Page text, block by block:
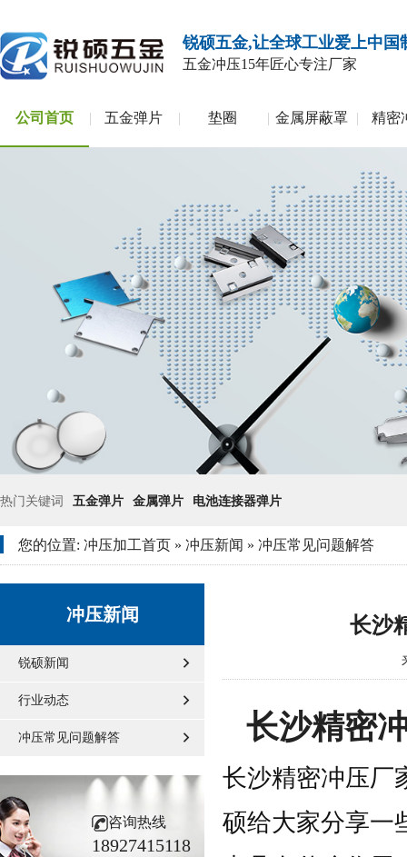
锐硕五金,让全球工业爱上中国
五金冲压15年匠心专注厂家
公司首页 五金弹片 垫圈 金属屏蔽罩 精密
热门关键词 五金弹片 金属弹片 电池连接器弹片
您的位置: 冲压加工首页 » 冲压新闻 » 冲压常见问题解答
冲压新闻
锐硕新闻
行业动态
冲压常见问题解答
咨询热线
18927415118
长沙
长沙精密
长沙精密冲压厂
硕给大家分享一